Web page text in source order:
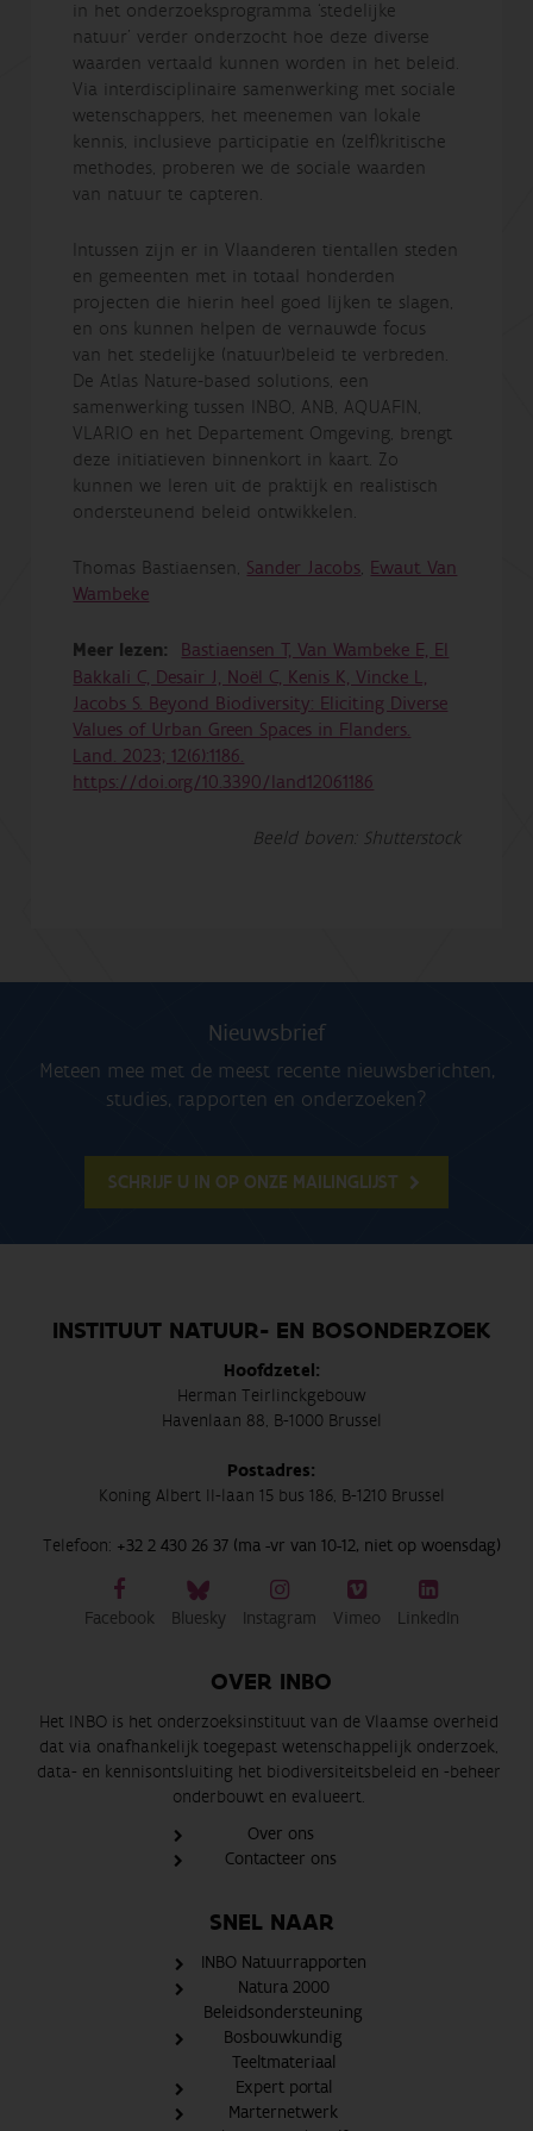
in het onderzoeksprogramma ‘stedelijke
natuur’ verder onderzocht hoe deze diverse
waarden vertaald kunnen worden in het beleid.
Via interdisciplinaire samenwerking met sociale
wetenschappers, het meenemen van lokale
kennis, inclusieve participatie en (zelf)kritische
methodes, proberen we de sociale waarden
van natuur te capteren.
Intussen zijn er in Vlaanderen tientallen steden
en gemeenten met in totaal honderden
projecten die hierin heel goed lijken te slagen,
en ons kunnen helpen de vernauwde focus
van het stedelijke (natuur)beleid te verbreden.
De Atlas Nature-based solutions, een
samenwerking tussen INBO, ANB, AQUAFIN,
VLARIO en het Departement Omgeving, brengt
deze initiatieven binnenkort in kaart. Zo
kunnen we leren uit de praktijk en realistisch
ondersteunend beleid ontwikkelen.
Thomas Bastiaensen, Sander Jacobs, Ewaut Van
Wambeke
Meer lezen:
Bastiaensen T, Van Wambeke E, El
Bakkali C, Desair J, Noël C, Kenis K, Vincke L,
Jacobs S. Beyond Biodiversity: Eliciting Diverse
Values of Urban Green Spaces in Flanders.
Land. 2023; 12(6):1186.
https://doi.org/10.3390/land12061186
Beeld boven: Shutterstock
Nieuwsbrief
Meteen mee met de meest recente nieuwsberichten,
studies, rapporten en onderzoeken?
SCHRIJF U IN OP ONZE MAILINGLIJST
INSTITUUT NATUUR- EN BOSONDERZOEK
Hoofdzetel:
Herman Teirlinckgebouw
Havenlaan 88, B-1000 Brussel
Postadres:
Koning Albert II-laan 15 bus 186, B-1210 Brussel
Telefoon: +32 2 430 26 37 (ma -vr van 10-12, niet op woensdag)
Facebook Bluesky Instagram Vimeo LinkedIn
OVER INBO
Het INBO is het onderzoeksinstituut van de Vlaamse overheid
dat via onafhankelijk toegepast wetenschappelijk onderzoek,
data- en kennisontsluiting het biodiversiteitsbeleid en -beheer
onderbouwt en evalueert.
Over ons
Contacteer ons
SNEL NAAR
INBO Natuurrapporten
Natura 2000
Beleidsondersteuning
Bosbouwkundig
Teeltmateriaal
Expert portal
Marternetwerk